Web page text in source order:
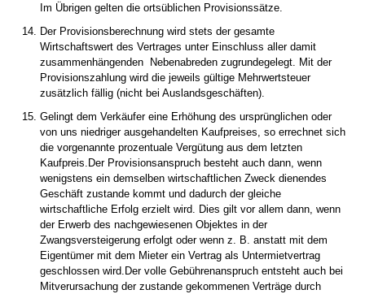
Im Übrigen gelten die ortsüblichen Provisionssätze.
Der Provisionsberechnung wird stets der gesamte
Wirtschaftswert des Vertrages unter Einschluss aller damit
zusammenhängenden Nebenabreden zugrundegelegt. Mit der
Provisionszahlung wird die jeweils gültige Mehrwertsteuer
zusätzlich fällig (nicht bei Auslandsgeschäften).
Gelingt dem Verkäufer eine Erhöhung des ursprünglichen oder
von uns niedriger ausgehandelten Kaufpreises, so errechnet sich
die vorgenannte prozentuale Vergütung aus dem letzten
Kaufpreis.Der Provisionsanspruch besteht auch dann, wenn
wenigstens ein demselben wirtschaftlichen Zweck dienendes
Geschäft zustande kommt und dadurch der gleiche
wirtschaftliche Erfolg erzielt wird. Dies gilt vor allem dann, wenn
der Erwerb des nachgewiesenen Objektes in der
Zwangsversteigerung erfolgt oder wenn z. B. anstatt mit dem
Eigentümer mit dem Mieter ein Vertrag als Untermietvertrag
geschlossen wird.Der volle Gebührenanspruch entsteht auch bei
Mitverursachung der zustande gekommenen Verträge durch